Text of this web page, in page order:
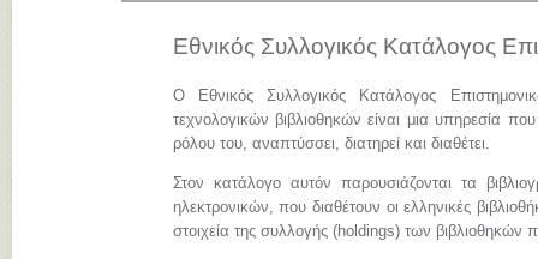
Εθνικός Συλλογικός Κατάλογος
Ο Εθνικός Συλλογικός Κατάλογος
τεχνολογικών βιβλιοθηκών είναι μια υπηρεσία
ρόλου του, αναπτύσσει, διατηρεί και διαθέτει.
Στον κατάλογο αυτόν παρουσιάζονται τα
ηλεκτρονικών, που διαθέτουν οι ελληνικές
στοιχεία της συλλογής (holdings) των βιβλιοθηκών